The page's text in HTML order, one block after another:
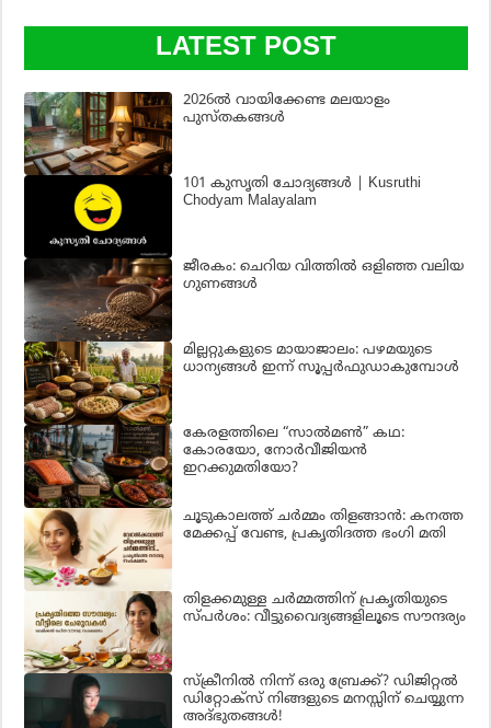
LATEST POST
2026ൽ വായിക്കേണ്ട മലയാളം
പുസ്തകങ്ങൾ
101 കുസൃതി ചോദ്യങ്ങൾ | Kusruthi
Chodyam Malayalam
ജീരകം: ചെറിയ വിത്തിൽ ഒളിഞ്ഞ വലിയ
ഗുണങ്ങൾ
മില്ലറ്റുകളുടെ മായാജാലം: പഴമയുടെ
ധാന്യങ്ങൾ ഇന്ന് സൂപ്പർഫുഡാകുമ്പോൾ
കേരളത്തിലെ “സാൽമൺ” കഥ:
കോരയോ, നോർവീജിയൻ
ഇറക്കുമതിയോ?
ചൂടുകാലത്ത് ചർമ്മം തിളങ്ങാൻ: കനത്ത
മേക്കപ്പ് വേണ്ട, പ്രകൃതിദത്ത ഭംഗി മതി
തിളക്കമുള്ള ചർമ്മത്തിന് പ്രകൃതിയുടെ
സ്പർശം: വീട്ടുവൈദ്യങ്ങളിലൂടെ സൗന്ദര്യം
സ്ക്രീനിൽ നിന്ന് ഒരു ബ്രേക്ക്? ഡിജിറ്റൽ
ഡിറ്റോക്സ് നിങ്ങളുടെ മനസ്സിന് ചെയ്യുന്ന
അദ്ഭുതങ്ങൾ!